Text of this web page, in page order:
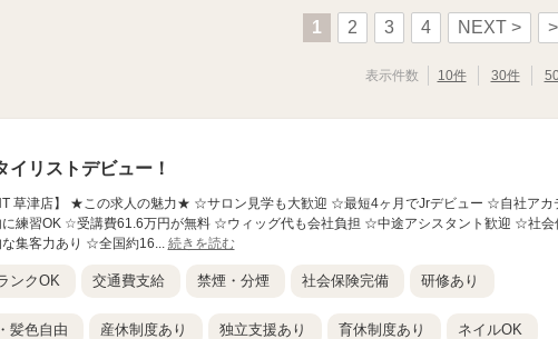
1 2 3 4 NEXT >
表示件数 10件 30件
リストデビュー！
草津店】 ★この求人の魅力★ ☆サロン見学も大歓迎 ☆最短4ヶ月でJrデビュー ☆自社アカ
練習OK ☆受講費61.6万円が無料 ☆ウィッグ代も会社負担 ☆中途アシスタント歓迎 ☆社会
集客力あり ☆全国約16... 続きを読む
ンクOK 交通費支給 禁煙・分煙 社会保険完備 研修あり
髪色自由 産休制度あり 独立支援あり 育休制度あり ネイルOK